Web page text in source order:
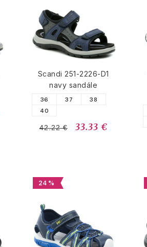
Scandi 251-2226-D1
navy sandále
36 37
38
40
42.22 € 33.33 €
24 %